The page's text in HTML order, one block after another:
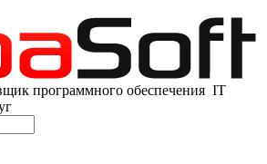
программного обеспечения IT